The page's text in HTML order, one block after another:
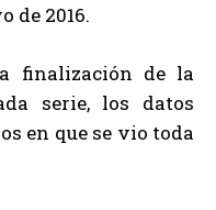
de 2016.
finalización de la
serie, los datos
en que se vio toda